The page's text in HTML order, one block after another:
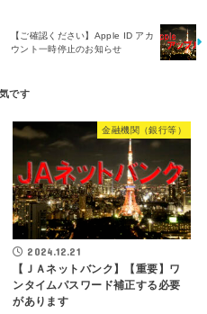
【ご確認ください】Apple ID アカ
ウント一時停止のお知らせ
金融機関（銀行等）
2024.12.21
【ＪＡネットバンク】【重要】ワ
ンタイムパスワード補正する必要
があります